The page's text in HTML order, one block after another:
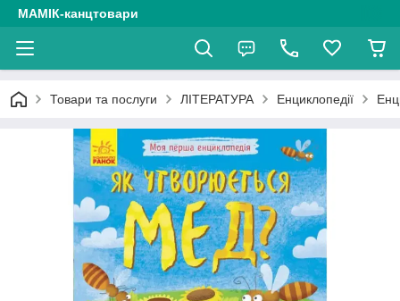
МАМІК-канцтовари
Товари та послуги ЛІТЕРАТУРА Енциклопедії